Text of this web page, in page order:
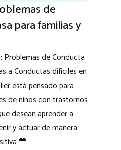
de
para familias y
Problemas de Conducta
a Conductas difíciles en
está pensado para
de niños con trastornos
desean aprender a
y actuar de manera
💛